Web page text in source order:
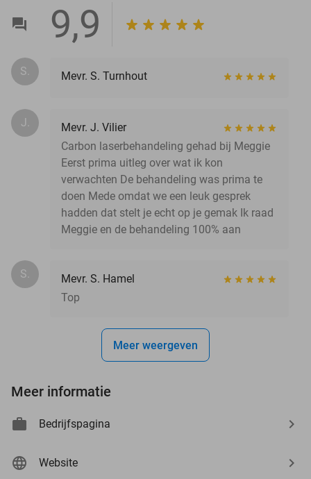
9,9
S. Mevr. S. Turnhout
J.
Mevr. J. Vilier
Carbon laserbehandeling gehad bij Meggie
Eerst prima uitleg over wat ik kon
verwachten De behandeling was prima te
doen Mede omdat we een leuk gesprek
hadden dat stelt je echt op je gemak Ik raad
Meggie en de behandeling 100% aan
S.
Mevr. S. Hamel
Top
Meer weergeven
Meer informatie
Bedrijfspagina
Website